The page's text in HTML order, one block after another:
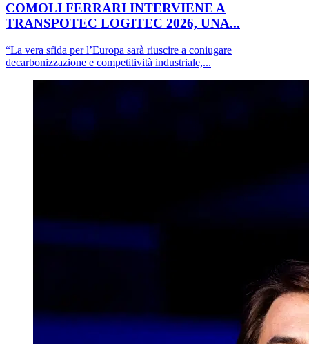
COMOLI FERRARI INTERVIENE A
TRANSPOTEC LOGITEC 2026, UNA...
“La vera sfida per l’Europa sarà riuscire a coniugare
decarbonizzazione e competitività industriale,...